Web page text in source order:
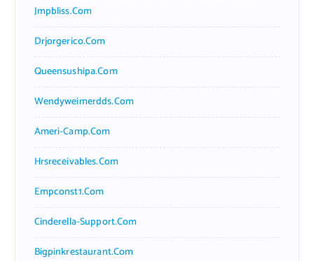
Jmpbliss.com
Drjorgerico.com
Queensushipa.com
Wendyweimerdds.com
Ameri-Camp.com
Hrsreceivables.com
Empconst1.com
Cinderella-Support.com
Bigpinkrestaurant.com